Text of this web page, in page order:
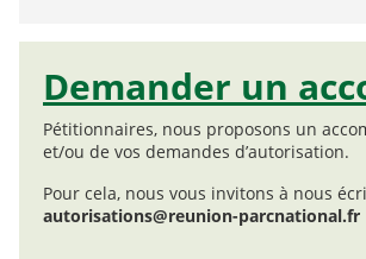
Demander un
Pétitionnaires, nous proposons un
et/ou de vos demandes d’autorisation.
Pour cela, nous vous invitons à nous
autorisations@reunion-parcnational.fr